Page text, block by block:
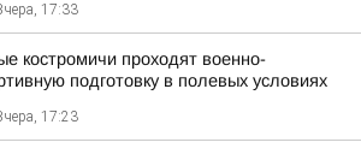
17:33
костромичи проходят военно-
подготовку в полевых условиях
17:23